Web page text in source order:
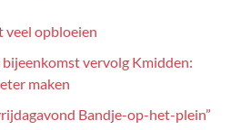
opbloeien
vervolg Kmidden:
maken
Bandje-op-het-plein”